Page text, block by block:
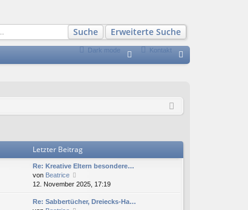
Suche Erweiterte Suche
Dark mode Kontakt
n
Letzter Beitrag
Re: Kreative Eltern besondere…
von Beatrice
e
u
e
12. November 2025, 17:19
Re: Sabbertücher, Dreiecks-Ha…